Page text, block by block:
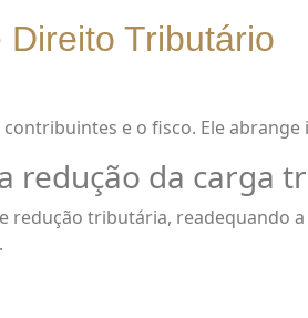
Tributário
e o fisco. Ele
redução da carga
tributária, readequando